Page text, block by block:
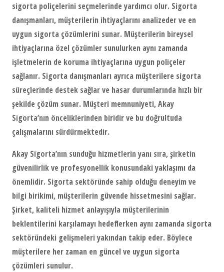
sigorta poliçelerini seçmelerinde yardımcı olur. Sigorta
danışmanları, müşterilerin ihtiyaçlarını analizeder ve en
uygun sigorta çözümlerini sunar. Müşterilerin bireysel
ihtiyaçlarına özel çözümler sunulurken aynı zamanda
işletmelerin de koruma ihtiyaçlarına uygun poliçeler
sağlanır. Sigorta danışmanları ayrıca müşterilere sigorta
süreçlerinde destek sağlar ve hasar durumlarında hızlı bir
şekilde çözüm sunar. Müşteri memnuniyeti, Akay
Sigorta’nın önceliklerinden biridir ve bu doğrultuda
çalışmalarını sürdürmektedir.
Akay Sigorta’nın sunduğu hizmetlerin yanı sıra, şirketin
güvenilirlik ve profesyonellik konusundaki yaklaşımı da
önemlidir. Sigorta sektöründe sahip olduğu deneyim ve
bilgi birikimi, müşterilerin güvende hissetmesini sağlar.
Şirket, kaliteli hizmet anlayışıyla müşterilerinin
beklentilerini karşılamayı hedeflerken aynı zamanda sigorta
sektöründeki gelişmeleri yakından takip eder. Böylece
müşterilere her zaman en güncel ve uygun sigorta
çözümleri sunulur.